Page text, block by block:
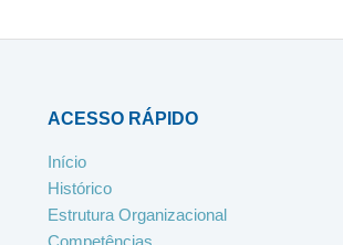
ACESSO RÁPIDO
Início
Histórico
Estrutura Organizacional
Competências